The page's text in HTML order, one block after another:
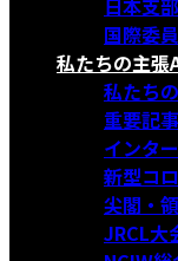
日本支
国際委
私たちの主張
私たち
重要記
インタ
新型コ
尖閣・
JRCL大